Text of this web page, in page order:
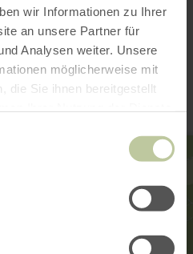
wir Informationen zu Ihrer
an unsere Partner für
Analysen weiter. Unsere
möglicherweise mit
die Sie ihnen bereitgestellt